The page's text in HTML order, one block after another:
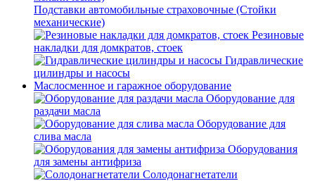
Подставки автомобильные страховочные (Стойки
механические)
Резиновые
накладки для домкратов, стоек
Гидравлические
цилиндры и насосы
Маслосменное и гаражное оборудование
Оборудование для
раздачи масла
Оборудование для
слива масла
Оборудования
для замены антифриза
Солодонагнетатели